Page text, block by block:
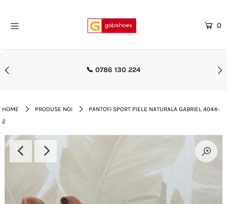
0
🚚 Transport Gratuit Peste 500 lei
HOME PRODUSE NOI
PANTOFI SPORT PIELE NATURALA GABRIEL 4044-
2
Mega Oferte
Barbati
Rieker